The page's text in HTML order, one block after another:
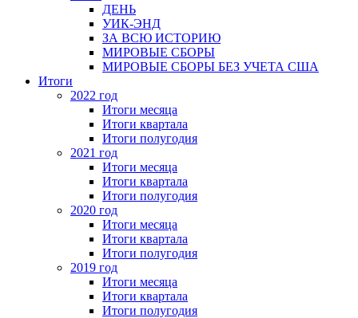
ДЕНЬ
УИК-ЭНД
ЗА ВСЮ ИСТОРИЮ
МИРОВЫЕ СБОРЫ
МИРОВЫЕ СБОРЫ БЕЗ УЧЕТА США
Итоги
2022 год
Итоги месяца
Итоги квартала
Итоги полугодия
2021 год
Итоги месяца
Итоги квартала
Итоги полугодия
2020 год
Итоги месяца
Итоги квартала
Итоги полугодия
2019 год
Итоги месяца
Итоги квартала
Итоги полугодия